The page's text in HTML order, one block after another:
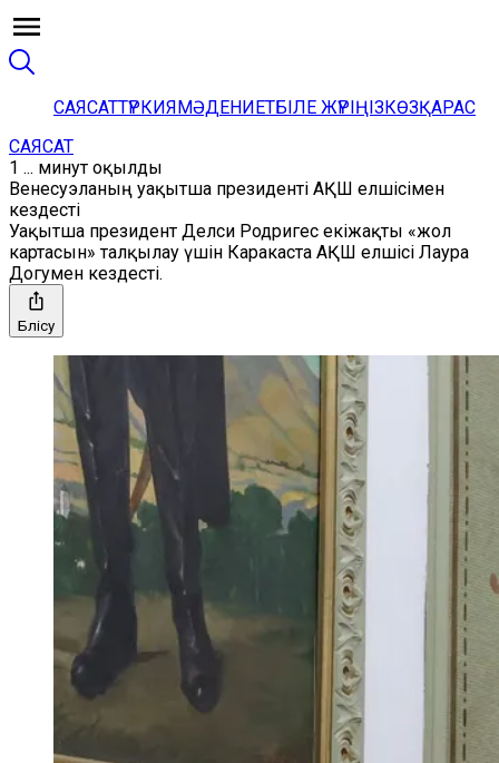
САЯСАТТҮРКИЯМӘДЕНИЕТБІЛЕ ЖҮРІҢІЗКӨЗҚАРАС
САЯСАТ
1 ... минут оқылды
Венесуэланың уақытша президенті АҚШ елшісімен
кездесті
Уақытша президент Делси Родригес екіжақты «жол
картасын» талқылау үшін Каракаста АҚШ елшісі Лаура
Догумен кездесті.
Бөлісу